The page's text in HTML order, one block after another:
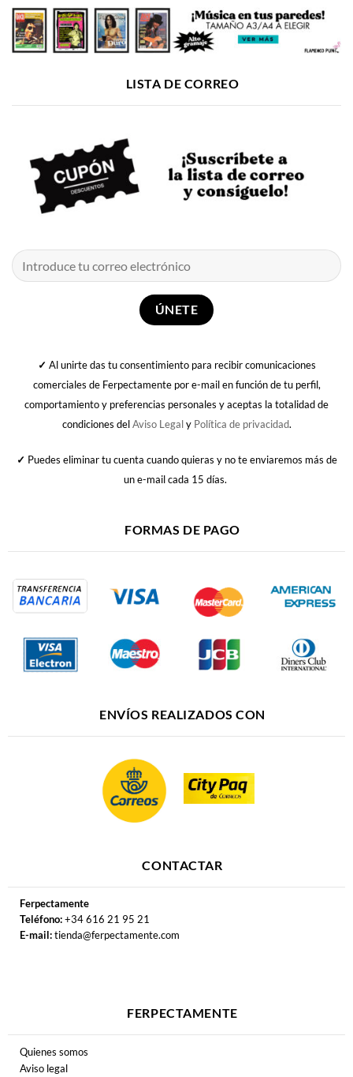
LISTA DE CORREO
✓ Al unirte das tu consentimiento para recibir comunicaciones
comerciales de Ferpectamente por e-mail en función de tu perfil,
comportamiento y preferencias personales y aceptas la totalidad de
condiciones delAviso Legaly Política de privacidad.
✓ Puedes eliminar tu cuenta cuando quieras y no te enviaremos más de
un e-mail cada 15 días.
FORMAS DE PAGO
ENVÍOS REALIZADOS CON
CONTACTAR
Ferpectamente
Teléfono:+34 616 21 95 21
E-mail:tienda@ferpectamente.com
FERPECTAMENTE
Quienes somos
Aviso legal